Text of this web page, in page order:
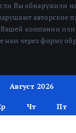
Вы обнаружили
авторские
компании или
нам через форму
Август 2026
Чт Пт